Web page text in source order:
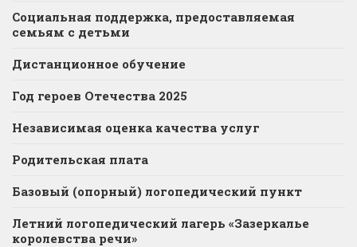
Социальная поддержка, предоставляемая
семьям с детьми
Дистанционное обучение
Год героев Отечества 2025
Независимая оценка качества услуг
Родительская плата
Базовый (опорный) логопедический пункт
Летний логопедический лагерь «Зазеркалье
королевства речи»